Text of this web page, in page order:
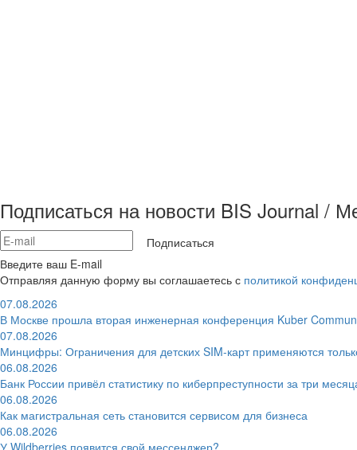
Подписаться на новости BIS Journal /
Подписаться
Введите ваш E-mail
Отправляя данную форму вы соглашаетесь с политикой
07.08.2026
В Москве прошла вторая инженерная конференция Kuber
07.08.2026
Минцифры: Ограничения для детских SIM-карт применяются
06.08.2026
Банк России привёл статистику по киберпреступности за три
06.08.2026
Как магистральная сеть становится сервисом для бизнеса
06.08.2026